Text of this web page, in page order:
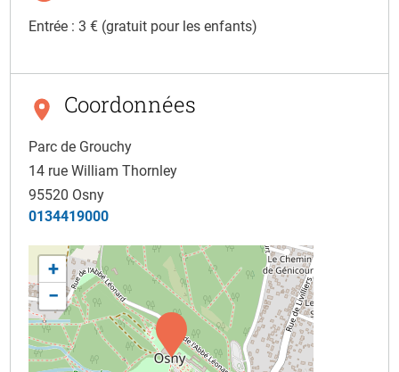
Entrée : 3 € (gratuit pour les enfants)
Coordonnées
Parc de Grouchy
14 rue William Thornley
95520 Osny
0134419000
+
−